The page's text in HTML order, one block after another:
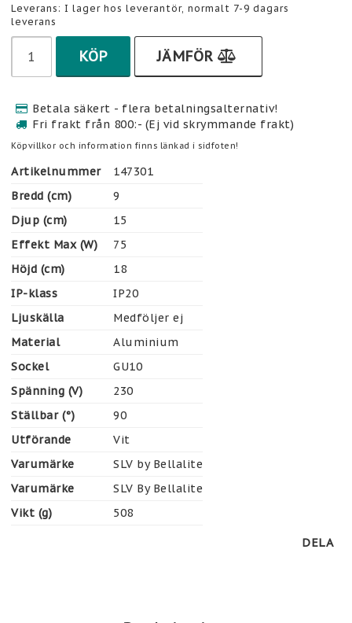
Leverans: I lager hos leverantör, normalt 7-9 dagars
leverans
KÖP JÄMFÖR
Betala säkert - flera betalningsalternativ!
Fri frakt från 800:- (Ej vid skrymmande frakt)
Köpvillkor och information finns länkad i sidfoten!
Artikelnummer
147301
Bredd (cm)
9
Djup (cm)
15
Effekt Max (W)
75
Höjd (cm)
18
IP-klass
IP20
Ljuskälla
Medföljer ej
Material
Aluminium
Sockel
GU10
Spänning (V)
230
Ställbar (°)
90
Utförande
Vit
Varumärke
SLV by Bellalite
Varumärke
SLV By Bellalite
Vikt (g)
508
DELA